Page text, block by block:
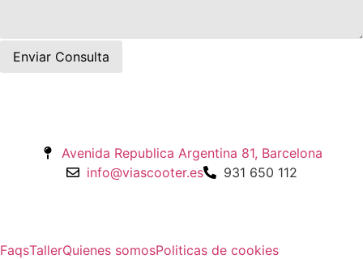
Avenida Republica Argentina 81, Barcelona
info@viascooter.es
931 650 112
FaqsTallerQuienes somosPoliticas de cookies